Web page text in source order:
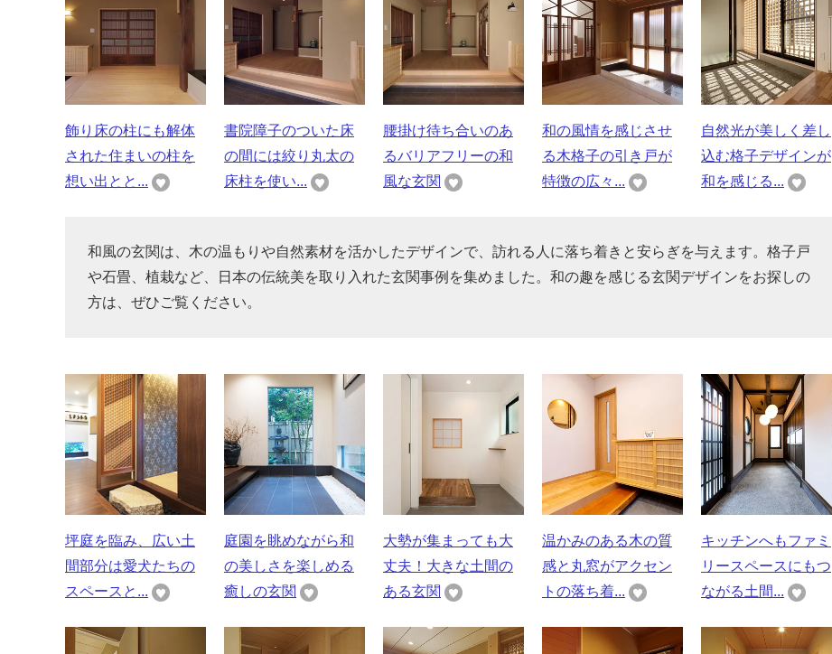
飾り床の柱にも解体
された住まいの柱を
想い出とと...
書院障子のついた床
の間には絞り丸太の
床柱を使い...
腰掛け待ち合いのあ
るバリアフリーの和
風な玄関
和の風情を感じさせ
る木格子の引き戸が
特徴の広々...
自然光が美しく差し
込む格子デザインが
和を感じる...
和風の玄関は、木の温もりや自然素材を活かしたデザインで、訪れる人に落ち着きと安らぎを与えます。格子戸
や石畳、植栽など、日本の伝統美を取り入れた玄関事例を集めました。和の趣を感じる玄関デザインをお探しの
方は、ぜひご覧ください。
坪庭を臨み、広い土
間部分は愛犬たちの
スペースと...
庭園を眺めながら和
の美しさを楽しめる
癒しの玄関
大勢が集まっても大
丈夫！大きな土間の
ある玄関
温かみのある木の質
感と丸窓がアクセン
トの落ち着...
キッチンへもファミ
リースペースにもつ
ながる土間...